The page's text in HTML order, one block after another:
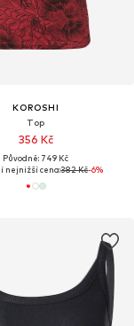
KOROSHI
Top
356 Kč
Původně: 749 Kč
nejnižší cena:382 Kč-6%